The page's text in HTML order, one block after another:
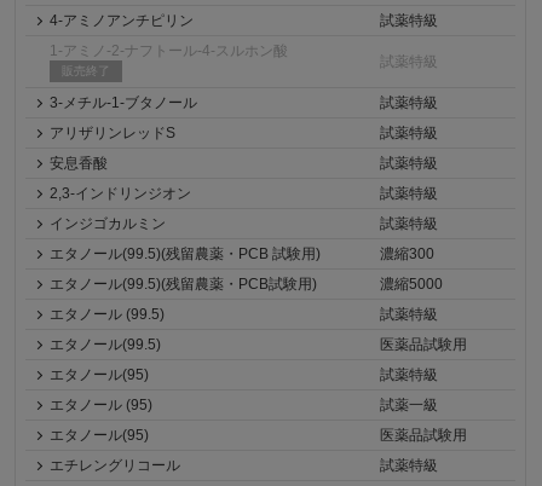
4-アミノアンチピリン
試薬特級
1-アミノ-2-ナフトール-4-スルホン酸
販売終了
試薬特級
3-メチル-1-ブタノール
試薬特級
アリザリンレッドS
試薬特級
安息香酸
試薬特級
2,3-インドリンジオン
試薬特級
インジゴカルミン
試薬特級
エタノール(99.5)(残留農薬・PCB 試験用)
濃縮300
エタノール(99.5)(残留農薬・PCB試験用)
濃縮5000
エタノール (99.5)
試薬特級
エタノール(99.5)
医薬品試験用
エタノール(95)
試薬特級
エタノール (95)
試薬一級
エタノール(95)
医薬品試験用
エチレングリコール
試薬特級